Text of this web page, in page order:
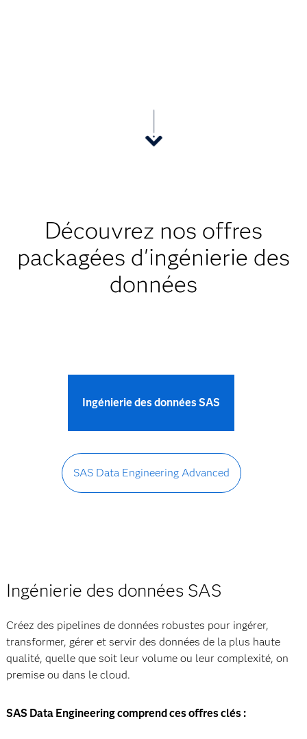
Découvrez nos offres
packagées d'ingénierie des
données
Ingénierie des données SAS
SAS Data Engineering Advanced
Ingénierie des données SAS
Créez des pipelines de données robustes pour ingérer,
transformer, gérer et servir des données de la plus haute
qualité, quelle que soit leur volume ou leur complexité, on
premise ou dans le cloud.
SAS Data Engineering comprend ces offres clés :